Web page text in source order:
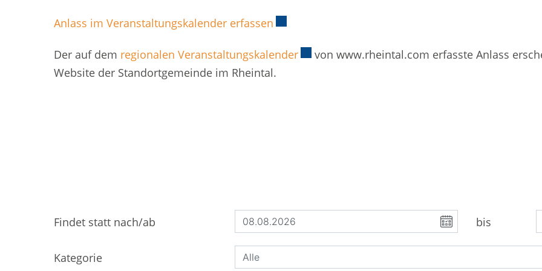
Anlass im Veranstaltungskalender erfassen Externer Link wird in einem neuen Fenster geöffnet.
Der auf dem regionalen VeranstaltungskalenderExterner Link wird in einem neuen Fenster
von www.rheintal.com erfasste Anlass
Website der Standortgemeinde im Rheintal.
Findet statt nach/ab bis
Kategorie